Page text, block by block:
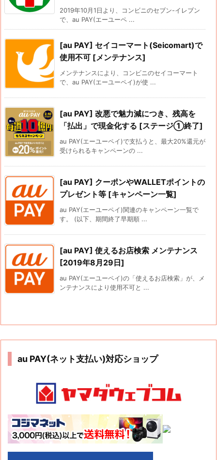
2019年10月1日より、コンビニのセブン-イレブン
で、au PAY(エーユーペ ...
[au PAY] セイコーマート(Seicomart)で
使用不可 [メンテナンス]
メンテナンスにより、コンビニのセイコーマート
で、au PAY(エーユーペイ)が使 ...
[au PAY] 改悪で魅力減につき、残高を
「払出」で現金化する [ステージ①終了]
au PAY(エーユーペイ)で支払うと、最大20%還元が
受けられるキャンペーンの ...
[au PAY] クーポンやWALLETポイントの
プレゼント等 [キャンペーン一覧]
au PAY(エーユーペイ)関連のキャンペーン一覧で
す。 (以下、期間終了早期順 ...
[au PAY] 使えるお店検索 メンテナンス
[2019年8月29日]
au PAY(エーユーペイ)の「使えるお店検索」が、メ
ンテナンスにより使用不可と ...
au PAY(ネット支払い)対応ショップ